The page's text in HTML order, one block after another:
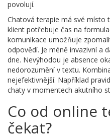
povolují.
Chatová terapie má své místo
klient potřebuje čas na
komunikace umožňuje
odpovědí. Je méně invazivní a
dne. Nevýhodou je absence
nedorozumění v textu.
nejefektivnější. Například
chaty v momentech akutního
Co od online
čekat?